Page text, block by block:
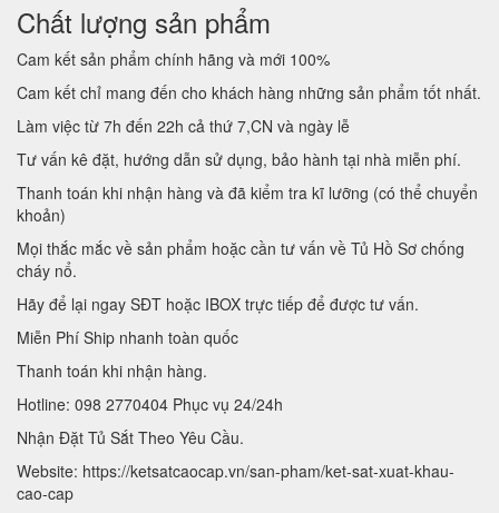
Chất lượng sản phẩm
Cam kết sản phẩm chính hãng và mới 100%
Cam kết chỉ mang đến cho khách hàng những sản phẩm tốt nhất.
Làm việc từ 7h đến 22h cả thứ 7,CN và ngày lễ
Tư vấn kê đặt, hướng dẫn sử dụng, bảo hành tại nhà miễn phí.
Thanh toán khi nhận hàng và đã kiểm tra kĩ lưỡng (có thể chuyển
khoản)
Mọi thắc mắc về sản phẩm hoặc cần tư vấn về Tủ Hồ Sơ chống
cháy nổ.
Hãy để lại ngay SĐT hoặc IBOX trực tiếp để được tư vấn.
Miễn Phí Ship nhanh toàn quốc
Thanh toán khi nhận hàng.
Hotline: 098 2770404 Phục vụ 24/24h
Nhận Đặt Tủ Sắt Theo Yêu Cầu.
Website: https://ketsatcaocap.vn/san-pham/ket-sat-xuat-khau-
cao-cap